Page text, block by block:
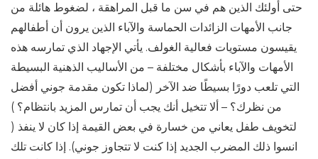
حتى أولئك الذين هم في سن ما قبل المراهقة ، لضغوط هائلة من
جانب الأمهات الزائدات الحماسة والآباء الذين يرون أن أطفالهم
يقيسون مستويات فعالية الغولف. يأتي الإجهاد الذي تمارسه هذه
الأمهات والآباء بأشكال مختلفة – من الأساليب الذهنية البسيطة
التي تلعب دورًا بسيطًا ضد الآخر (لماذا تكون مقدمة جوني أفضل
من نظرك؟ – ألا تتخيل أنك يجب أن تمارس المزيد بانتظام؟ )
لتخويف طفل يعاني من خسارة في بعض القيمة إذا كان لا ينفذ (
انسوا ذلك المضرب الجديد إذا كنت لا تتجاوز جوني). إذا كانت تلك